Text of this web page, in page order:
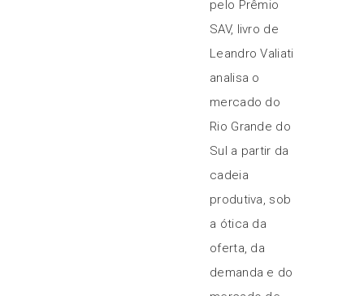
pelo Prêmio
SAV, livro de
Leandro Valiati
analisa o
mercado do
Rio Grande do
Sul a partir da
cadeia
produtiva, sob
a ótica da
oferta, da
demanda e do